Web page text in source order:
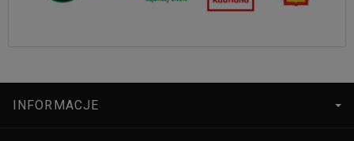
INFORMACJE